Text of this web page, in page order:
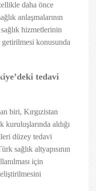
daha önce
anlaşmalarının
hizmetlerinin
konusunda
tedavi
biri, Kırgızistan
kuruluşlarında aldığı
düzey tedavi
sağlık altyapısının
için